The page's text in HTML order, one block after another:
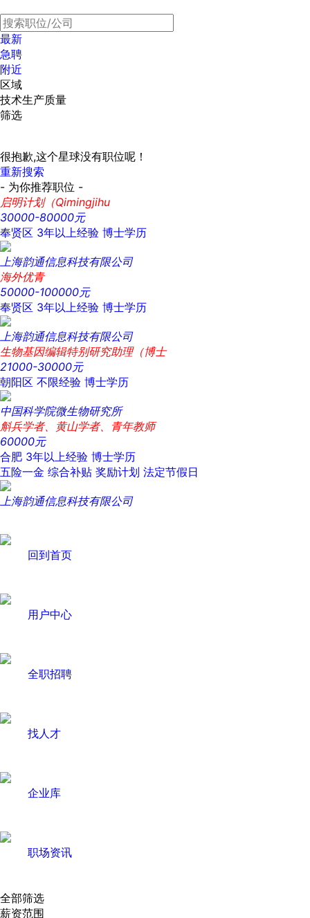
最新
急聘
附近
区域
技术生产质量
筛选
很抱歉,这个星球没有职位呢！
重新搜索
- 为你推荐职位 -
启明计划（Qimingjihu
30000-80000元
奉贤区 3年以上经验 博士学历
上海韵通信息科技有限公司
海外优青
50000-100000元
奉贤区 3年以上经验 博士学历
上海韵通信息科技有限公司
生物基因编辑特别研究助理（博士
21000-30000元
朝阳区 不限经验 博士学历
中国科学院微生物研究所
斛兵学者、黄山学者、青年教师
60000元
合肥 3年以上经验 博士学历
五险一金 综合补贴 奖励计划 法定节假日
上海韵通信息科技有限公司
回到首页
用户中心
全职招聘
找人才
企业库
职场资讯
全部筛选
薪资范围